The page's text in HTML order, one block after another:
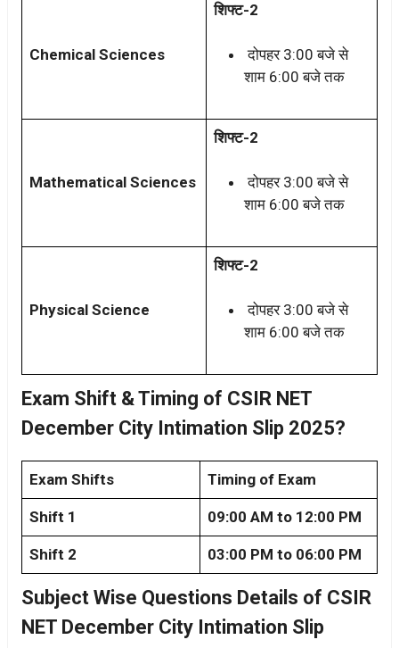
Chemical Sciences
शिफ्ट-2
दोपहर 3:00 बजे से
शाम 6:00 बजे तक
Mathematical Sciences
शिफ्ट-2
दोपहर 3:00 बजे से
शाम 6:00 बजे तक
Physical Science
शिफ्ट-2
दोपहर 3:00 बजे से
शाम 6:00 बजे तक
Exam Shift & Timing of CSIR NET
December City Intimation Slip 2025?
Exam Shifts Timing of Exam
Shift 1 09:00 AM to 12:00 PM
Shift 2 03:00 PM to 06:00 PM
Subject Wise Questions Details of CSIR
NET December City Intimation Slip